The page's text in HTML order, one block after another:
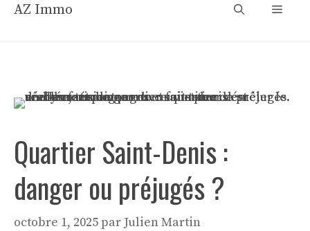
AllerAZ Immo Menu
Quartier Saint-Denis :
danger ou préjugés ?
octobre 1, 2025par Julien Martin